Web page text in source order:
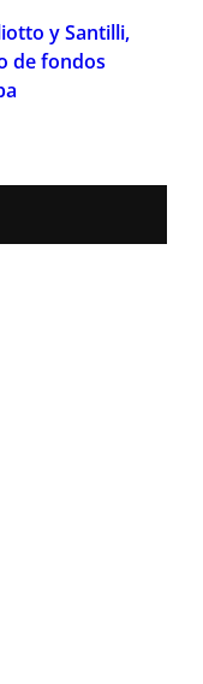
y Santilli,
de fondos